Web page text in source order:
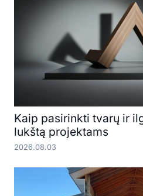
Kaip pasirinkti tvarų ir
lukštą projektams
2026.08.03